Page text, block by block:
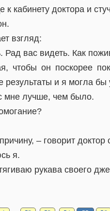
кабинету доктора и
взгляд:
вас видеть. Как
чтобы он поскорее
результаты и я могла бы
мне лучше, чем было.
– говорит доктор
я.
рукава своего